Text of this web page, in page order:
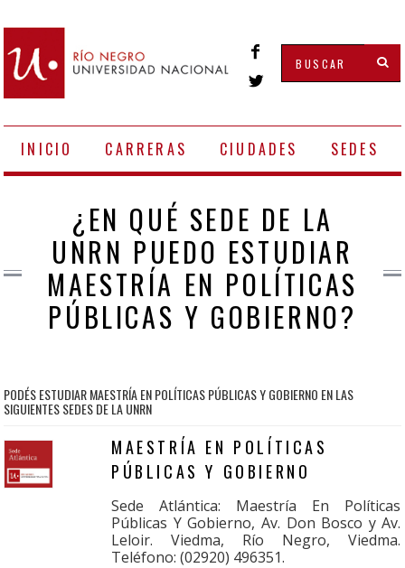
INICIO CARRERAS CIUDADES SEDES
¿EN QUÉ SEDE DE LA
UNRN PUEDO ESTUDIAR
MAESTRÍA EN POLÍTICAS
PÚBLICAS Y GOBIERNO?
PODÉS ESTUDIAR MAESTRÍA EN POLÍTICAS PÚBLICAS Y GOBIERNO EN LAS
SIGUIENTES SEDES DE LA UNRN
MAESTRÍA EN POLÍTICAS
PÚBLICAS Y GOBIERNO
Sede Atlántica: Maestría En Políticas
Públicas Y Gobierno, Av. Don Bosco y Av.
Leloir. Viedma, Río Negro, Viedma.
Teléfono: (02920) 496351.